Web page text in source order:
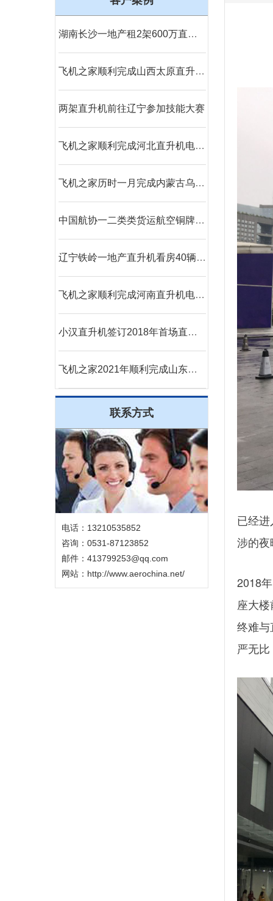
湖南长沙一地产租2架600万直升机空中看房
飞机之家顺利完成山西太原直升机航测作业
两架直升机前往辽宁参加技能大赛
飞机之家顺利完成河北直升机电力巡线飞行
飞机之家历时一月完成内蒙古乌兰浩特兴安盟直升机航测
中国航协一二类类货运航空铜牌新申请
辽宁铁岭一地产直升机看房40辆宝马劳斯莱斯跟随
飞机之家顺利完成河南直升机电力巡线作业
小汉直升机签订2018年首场直升机婚礼合同
飞机之家2021年顺利完成山东空中测绘作业
联系方式
电话：13210535852
咨询：0531-87123852
邮件：413799253@qq.com
网站： http://www.aerochina.net/
已经
涉的
2018
座大
终难
严无